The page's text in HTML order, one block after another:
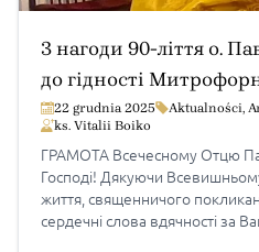
З нагоди 90-ліття о.
до гідності
22 grudnia 2025 Aktualności,
ks. Vitalii Boiko
ГРАМОТА Всечесному Отцю
Господі! Дякуючи
життя, священничого
сердечні слова вдячності за